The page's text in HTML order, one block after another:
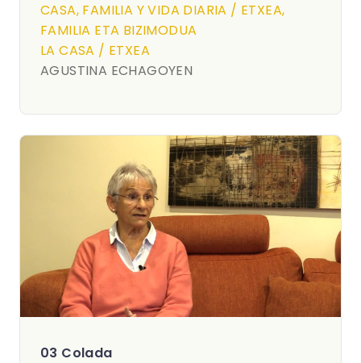
CASA, FAMILIA Y VIDA DIARIA / ETXEA,
FAMILIA ETA BIZIMODUA
LA CASA / ETXEA
AGUSTINA ECHAGOYEN
03 Colada